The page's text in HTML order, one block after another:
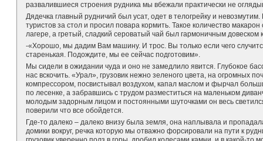
развалившиеся строения рудника мы вбежали практически не
Дядечка главный рудничий был усат, одет в телогрейку и
туристов за стол и просил повара кормить. Такое количество
лагере, а гретый, сладкий сероватый чай был гармоничным довеском
-«Хорошо, мы дадим Вам машину. И трос. Вы только если чего
старенькая. Подождите, мы ее сейчас подготовим».
Мы сидели в ожидании чуда и оно не замедлило явится. Глубокое
нас вскочить. «Урал», грузовик нежно зеленого цвета, на огромных
компрессором, посвистывал воздухом, капал маслом и фырчал
по лесенке, а забравшись с трудом разместиться на маленьком
молодым задорным лицом и постоянными шуточками он весь
поверили что все обойдется.
Где-то далеко – далеко внизу была земля, она наплывала и
домики вокруг, речка которую мы отважно форсировали на пути к